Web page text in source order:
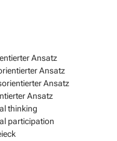
Ansatz
Ansatz
Ansatz
Ansatz
thinking
participation